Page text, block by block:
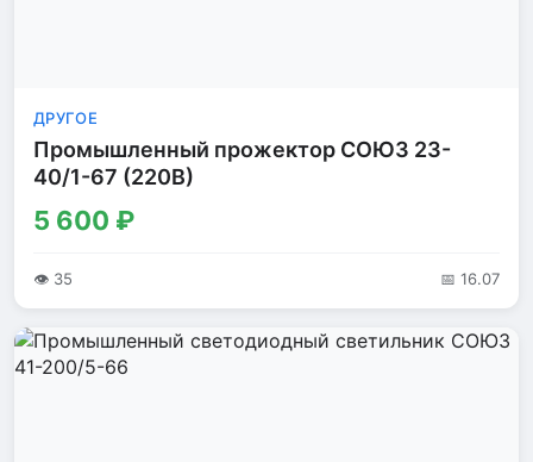
ДРУГОЕ
Промышленный прожектор СОЮЗ 23-
40/1-67 (220В)
5 600 ₽
👁 35 📅 16.07